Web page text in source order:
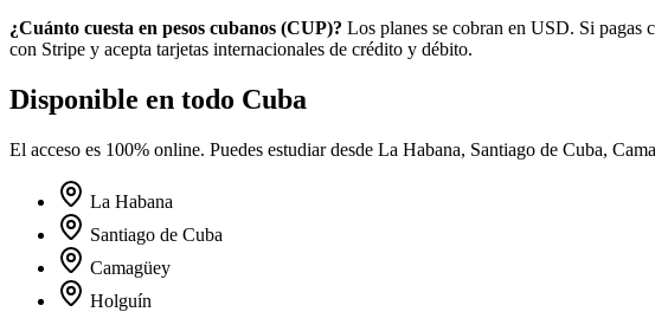
¿Cuánto cuesta en pesos cubanos (CUP)? Los planes se cobran en USD. Si pagas
con Stripe y acepta tarjetas internacionales de crédito y débito.
Disponible en todo Cuba
El acceso es 100% online. Puedes estudiar desde La Habana, Santiago de Cuba,
La Habana
Santiago de Cuba
Camagüey
Holguín